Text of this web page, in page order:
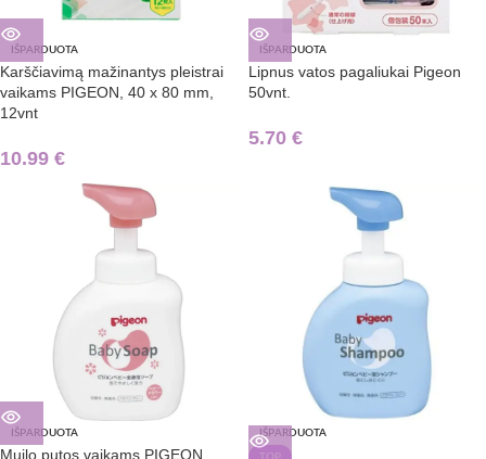
IŠPARDUOTA
Karščiavimą mažinantys pleistrai
vaikams PIGEON, 40 x 80 mm,
12vnt
10.99 €
IŠPARDUOTA
Lipnus vatos pagaliukai Pigeon
50vnt.
5.70 €
IŠPARDUOTA
Muilo putos vaikams PIGEON,
IŠPARDUOTA
TOP